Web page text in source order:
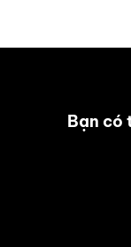
Bạn có